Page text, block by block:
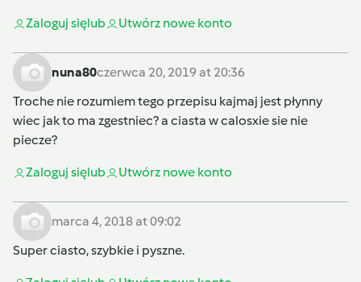
Zaloguj sięlub Utwórz nowe konto
nuna80czerwca 20, 2019 at 20:36
Troche nie rozumiem tego przepisu kajmaj jest płynny
wiec jak to ma zgestniec? a ciasta w calosxie sie nie
piecze?
Zaloguj sięlub Utwórz nowe konto
marca 4, 2018 at 09:02
Super ciasto, szybkie i pyszne.